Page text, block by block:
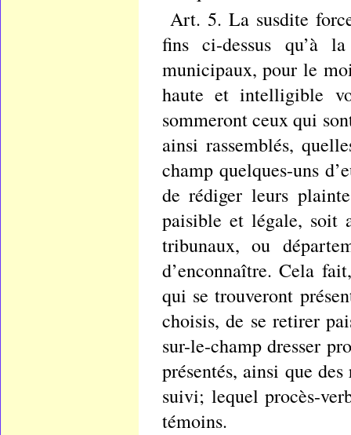
Art. 5. La susdite
fins ci-dessus qu’à
municipaux, pour le
haute et intelligible
sommeront ceux qui
ainsi rassemblés,
champ quelques-uns
de rédiger leurs
paisible et légale, soit
tribunaux, ou
d’enconnaître. Cela
qui se trouveront
choisis, de se retirer
sur-le-champ dresser
présentés, ainsi que
suivi; lequel procès-
témoins.